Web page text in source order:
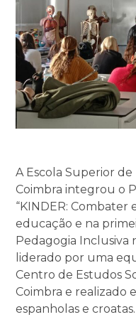
A Escola Superior
Coimbra integrou o
“KINDER:
educação e na
Pedagogia Inclusiva
liderado por uma
Centro de Estudos
Coimbra e realizado
espanholas e croatas.